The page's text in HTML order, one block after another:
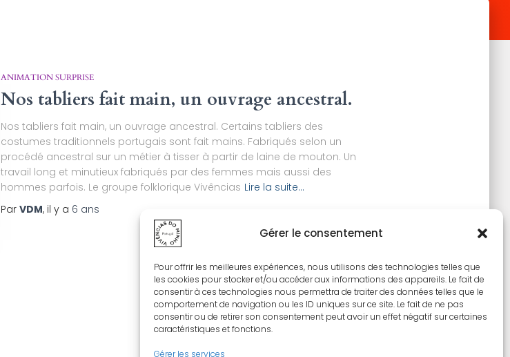
Gérer le consentement
Pour offrir les meilleures expériences, nous utilisons des technologies telles que
les cookies pour stocker et/ou accéder aux informations des appareils. Le fait de
consentir à ces technologies nous permettra de traiter des données telles que le
comportement de navigation ou les ID uniques sur ce site. Le fait de ne pas
consentir ou de retirer son consentement peut avoir un effet négatif sur certaines
caractéristiques et fonctions.
Gérer les services
ANIMATION SURPRISE
Nos tabliers fait main, un ouvrage ancestral.
Nos tabliers fait main, un ouvrage ancestral. Certains tabliers des
costumes traditionnels portugais sont fait mains. Fabriqués selon un
procédé ancestral sur un métier à tisser à partir de laine de mouton. Un
travail long et minutieux fabriqués par des femmes mais aussi des
hommes parfois. Le groupe folklorique Vivências Lire la suite…
Par VDM, il y a 6 ans